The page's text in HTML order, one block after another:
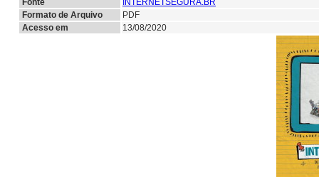
Fonte
INTERNETSEGURA.BR
Formato de Arquivo
PDF
Acesso em
13/08/2020